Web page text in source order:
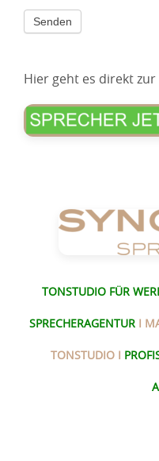
Senden
Hier geht es direkt
TONSTUDIO FÜR
SPRECHERAGENTURI
TONSTUDIO I